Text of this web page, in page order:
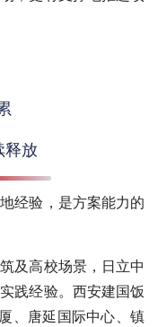
释放
经验，是方案能力的
及高校场景，日立中
践经验。西安建国饭
、唐延国际中心、镇